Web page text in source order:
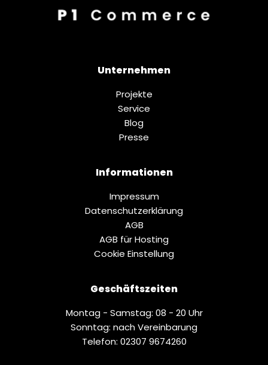
Unternehmen
Projekte
Service
Blog
Presse
Informationen
Impressum
Datenschutz­erklärung
AGB
AGB für Hosting
Cookie Einstellung
Geschäftszeiten
Montag - Samstag: 08 - 20 Uhr
Sonntag: nach Vereinbarung
Telefon: 02307 9674260